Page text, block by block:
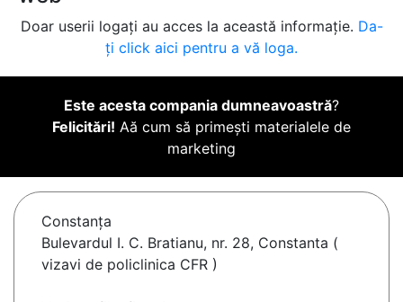
Doar userii logați au acces la această informație. Da-
ți click aici pentru a vă loga.
Este acesta compania dumneavoastră?
Felicitări! Aă cum să primești materialele de
marketing
Constanţa
Bulevardul I. C. Bratianu, nr. 28, Constanta (
vizavi de policlinica CFR )